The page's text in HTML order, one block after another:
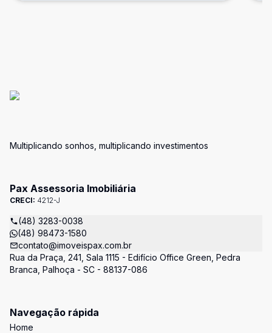
Multiplicando sonhos, multiplicando investimentos
Pax Assessoria Imobiliária
CRECI: 4212-J
(48) 3283-0038
(48) 98473-1580
contato@imoveispax.com.br
Rua da Praça, 241, Sala 1115 - Edifício Office Green, Pedra
Branca, Palhoça - SC - 88137-086
Navegação rápida
Home